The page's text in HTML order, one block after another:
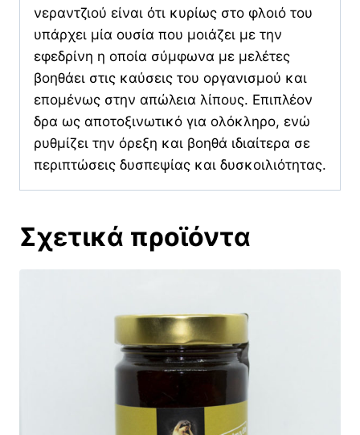
νεραντζιού είναι ότι κυρίως στο φλοιό του
υπάρχει μία ουσία που μοιάζει με την
εφεδρίνη η οποία σύμφωνα με μελέτες
βοηθάει στις καύσεις του οργανισμού και
επομένως στην απώλεια λίπους. Επιπλέον
δρα ως αποτοξινωτικό για ολόκληρο, ενώ
ρυθμίζει την όρεξη και βοηθά ιδιαίτερα σε
περιπτώσεις δυσπεψίας και δυσκοιλιότητας.
Σχετικά προϊόντα